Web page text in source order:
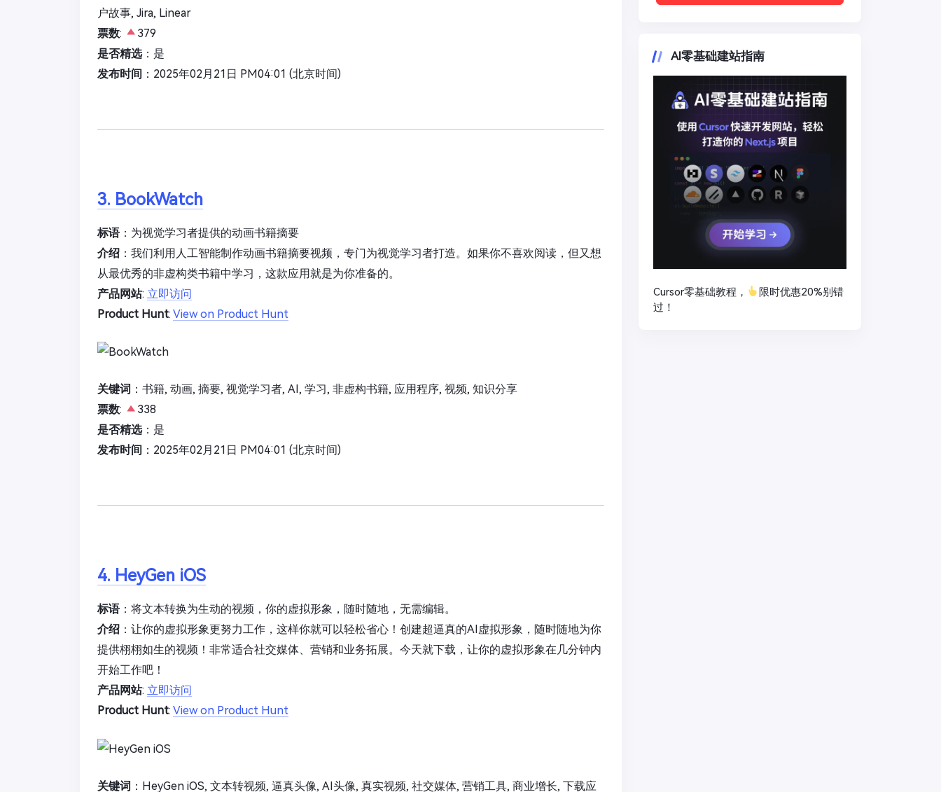
户故事, Jira, Linear
票数:
379
是否精选：是
发布时间 ：2025年02月21日 PM04:01 (北京时间)
3. BookWatch
标语：为视觉学习者提供的动画书籍摘要
介绍 ：我们利用人工智能制作动画书籍摘要视频，专门为视觉学习者打造。如果你不喜欢阅读，但又想
从最优秀的非虚构类书籍中学习，这款应用就是为你准备的。
产品网站: 立即访问
Product Hunt: View on Product Hunt
关键词 ：书籍, 动画, 摘要, 视觉学习者, AI, 学习, 非虚构书籍, 应用程序, 视频, 知识分享
票数:
338
是否精选：是
发布时间 ：2025年02月21日 PM04:01 (北京时间)
4. HeyGen iOS
标语：将文本转换为生动的视频，你的虚拟形象，随时随地，无需编辑。
介绍 ：让你的虚拟形象更努力工作，这样你就可以轻松省心！创建超逼真的AI虚拟形象，随时随地为你
提供栩栩如生的视频！非常适合社交媒体、营销和业务拓展。今天就下载，让你的虚拟形象在几分钟内
开始工作吧！
产品网站: 立即访问
Product Hunt: View on Product Hunt
关键词 ：HeyGen iOS, 文本转视频, 逼真头像, AI头像, 真实视频, 社交媒体, 营销工具, 商业增长, 下载应
AI零基础建站指南
Cursor零基础教程，
限时优惠20%别错
过！